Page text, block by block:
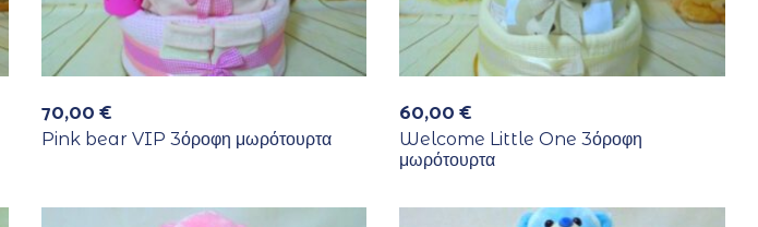
70,00€
Pink bear VIP 3όροφη μωρότουρτα
60,00€
Welcome Little One 3όροφη
μωρότουρτα